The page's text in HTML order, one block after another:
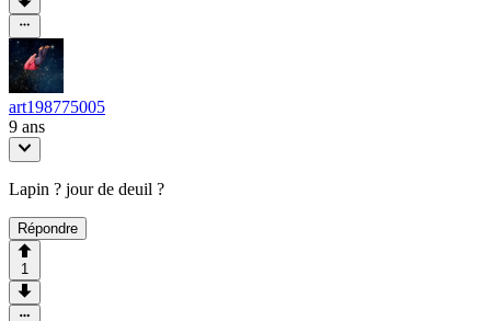
art198775005
9 ans
Lapin ? jour de deuil ?
Répondre
1